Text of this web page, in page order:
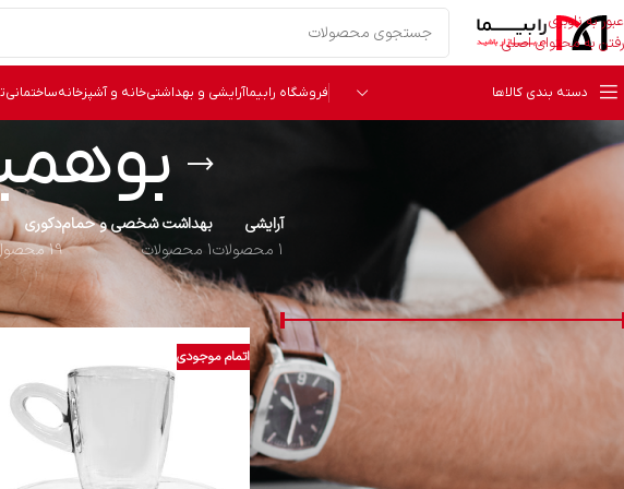
عبور به ناوبری
رفتن به محتوای اصلی
دسته بندی کالاها فروشگاه رابیماآرایشی و بهداشتیخانه و آشپزخانهساختمانی
آرایشی
1 محصولات
بهداشت شخصی و حمام
1 محصولات
دکوری
19 محصول
قیمت
فیلتر
دسته‌ بندی
خانه محصولات برچسب خورده “بوهمیا
اتمام موجودی